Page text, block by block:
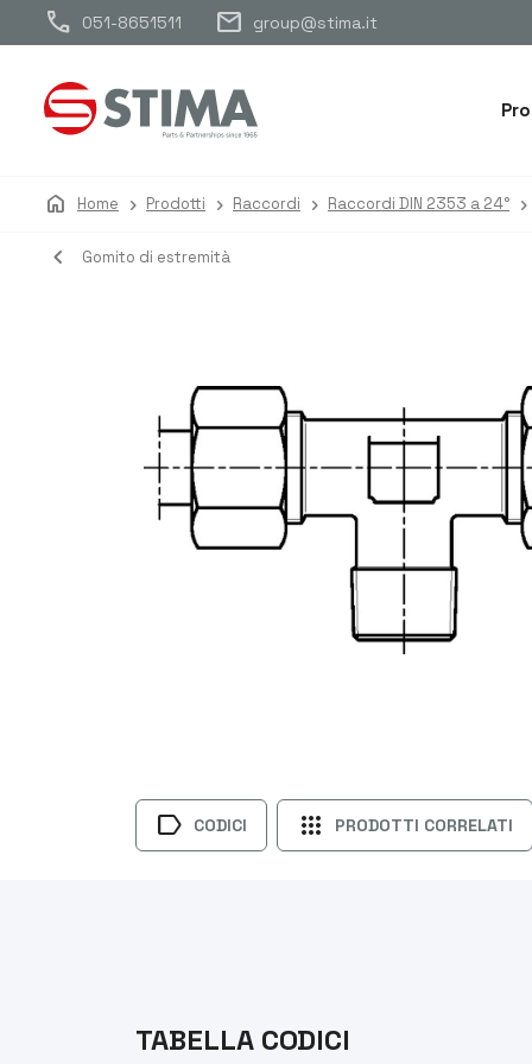
call 051-8651511 mail group@stima.it
home Home Prodotti Raccordi Raccordi DIN 2353 a 24°
navigate_before Gomito di estremità
label CODICI apps PRODOTTI CORRELATI
TABELLA CODICI